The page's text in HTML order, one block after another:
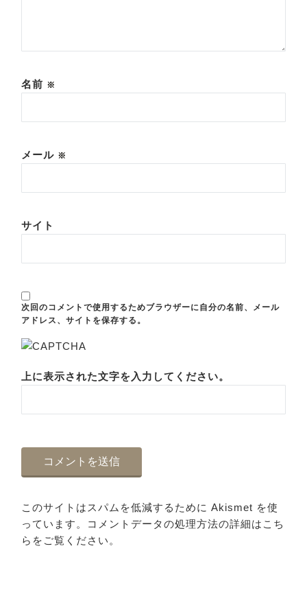
名前 ※
メール ※
サイト
次回のコメントで使用するためブラウザーに自分の名前、メール
アドレス、サイトを保存する。
上に表示された文字を入力してください。
このサイトはスパムを低減するために Akismet を使
っています。
コメントデータの処理方法の詳細はこち
らをご覧ください 。